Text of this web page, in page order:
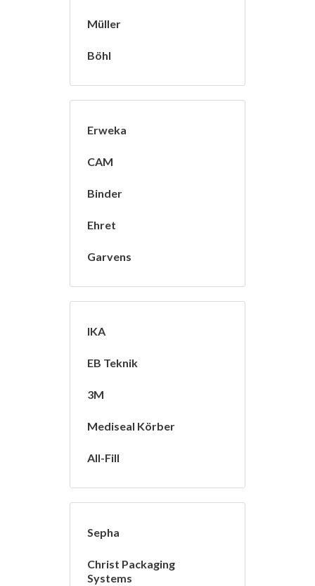
Müller
Böhl
Erweka
CAM
Binder
Ehret
Garvens
IKA
EB Teknik
3M
Mediseal Körber
All-Fill
Sepha
Christ Packaging
Systems